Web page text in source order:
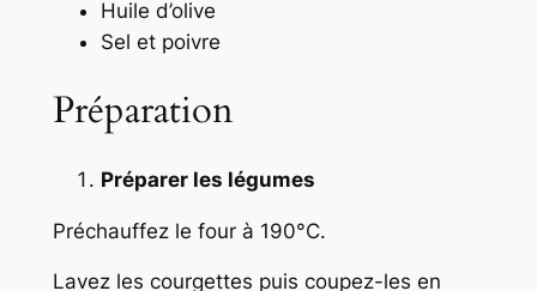
Huile d’olive
Sel et poivre
Préparation
Préparer les légumes
Préchauffez le four à 190°C.
Lavez les courgettes puis coupez-les en